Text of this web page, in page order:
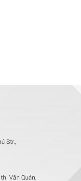
Str.,
Văn Quán,